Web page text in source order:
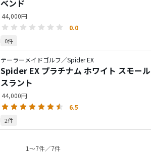
ベンド
44,000円
0.0
0件
テーラーメイドゴルフ／Spider EX
Spider EX プラチナム ホワイト スモール
スラント
44,000円
6.5
2件
1〜7件／7件